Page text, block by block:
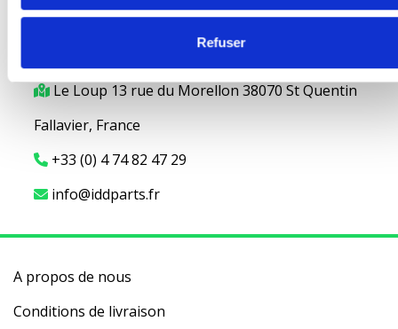
Refuser
Le Loup 13 rue du Morellon 38070 St Quentin
Fallavier, France
+33 (0) 4 74 82 47 29
info@iddparts.fr
A propos de nous
Conditions de livraison